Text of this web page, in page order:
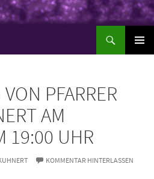
PFARRER
AM
19:00 UHR
KOMMENTAR HINTERLASSEN